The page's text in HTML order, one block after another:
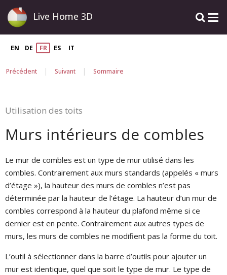
Live Home 3D
EN DE FR ES IT
Précédent | Suivant | Sommaire
Utilisation des toits
Murs intérieurs de combles
Le mur de combles est un type de mur utilisé dans les
combles. Contrairement aux murs standards (appelés « murs
d’étage »), la hauteur des murs de combles n’est pas
déterminée par la hauteur de l’étage. La hauteur d’un mur de
combles correspond à la hauteur du plafond même si ce
dernier est en pente. Contrairement aux autres types de
murs, les murs de combles ne modifient pas la forme du toit.
L’outil à sélectionner dans la barre d’outils pour ajouter un
mur est identique, quel que soit le type de mur. Le type de